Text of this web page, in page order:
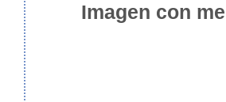
Imagen con